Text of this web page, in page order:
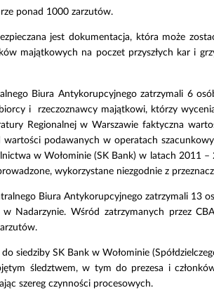
ponad 1000 zarzutów.
jest dokumentacja, która może
majątkowych na poczet przyszłych kar i
Biura Antykorupcyjnego zatrzymali 6
i rzeczoznawcy majątkowi, którzy
Regionalnej w Warszawie faktyczna
wartości podawanych w operatach
w Wołominie (SK Bank) w latach
wykorzystane niezgodnie z
Biura Antykorupcyjnego zatrzymali 13
Nadarzynie. Wśród zatrzymanych przez
siedziby SK Bank w Wołominie
śledztwem, w tym do prezesa i
szereg czynności procesowych.